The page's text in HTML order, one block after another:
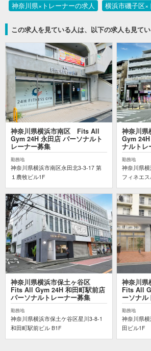
神奈川県×トレーナーの求人
横浜市磯子区×
この求人を見ている人は、以下の求人も見て
神奈川県横浜市南区 Fits All
Gym 24H 永田店 パーソナルト
レーナー募集
勤務地
神奈川県横浜市南区永田北3-3-17 第
１農牧ビル1F
神奈川
Gym
ナルトレ
勤務地
神奈川県
フィネエ
神奈川県横浜市保土ヶ谷区
Fits All Gym 24H 和田町駅前店
パーソナルトレーナー募集
勤務地
神奈川県横浜市保土ケ谷区星川3-8-1
和田町駅前ビル B1F
神奈川
Fits All
ーソナル
勤務地
神奈川県
田ビル1F